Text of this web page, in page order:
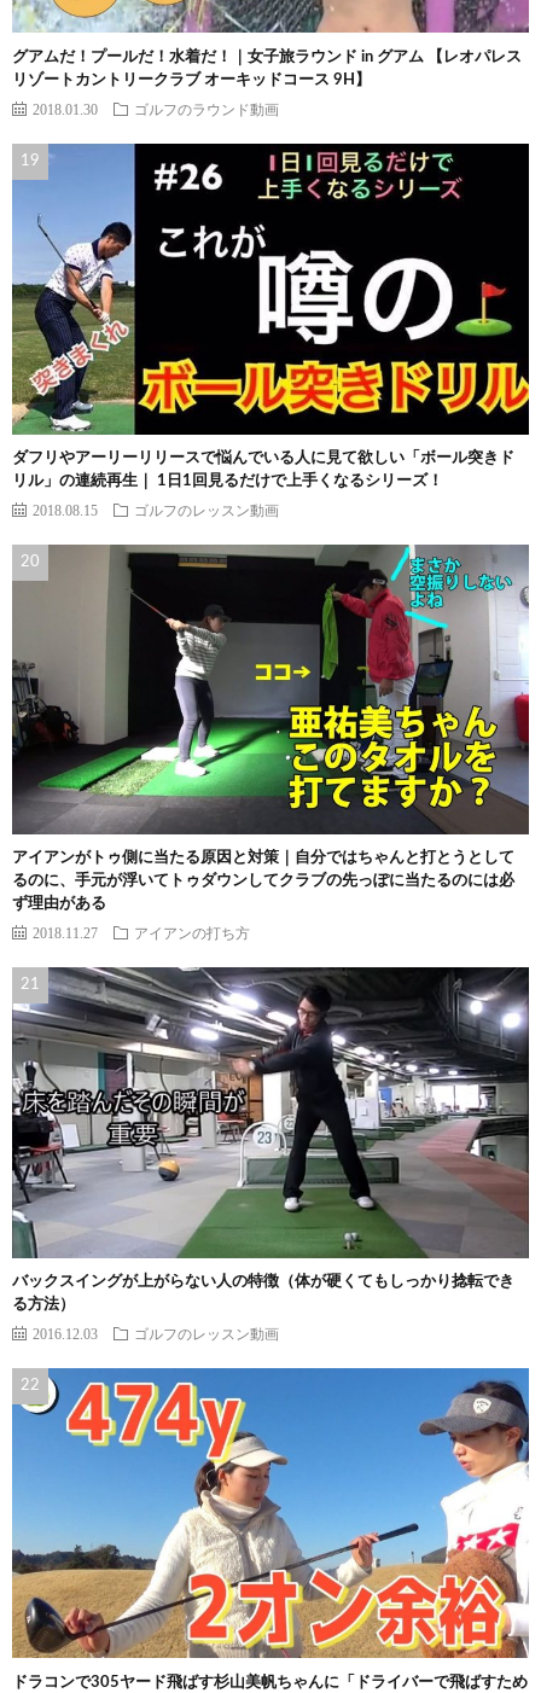
グアムだ！プールだ！水着だ！｜女子旅ラウンド in グアム 【レオパレス
リゾートカントリークラブ オーキッドコース 9H】
2018.01.30 ゴルフのラウンド動画
ダフリやアーリーリリースで悩んでいる人に見て欲しい「ボール突きド
リル」の連続再生｜ 1日1回見るだけで上手くなるシリーズ！
2018.08.15 ゴルフのレッスン動画
アイアンがトゥ側に当たる原因と対策｜自分ではちゃんと打とうとして
るのに、手元が浮いてトゥダウンしてクラブの先っぽに当たるのには必
ず理由がある
2018.11.27 アイアンの打ち方
バックスイングが上がらない人の特徴（体が硬くてもしっかり捻転でき
る方法）
2016.12.03 ゴルフのレッスン動画
ドラコンで305ヤード飛ばす杉山美帆ちゃんに「ドライバーで飛ばすため